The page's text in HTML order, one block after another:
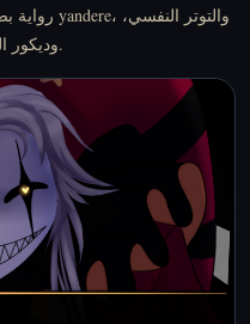
وديكور السيرك المظلم.